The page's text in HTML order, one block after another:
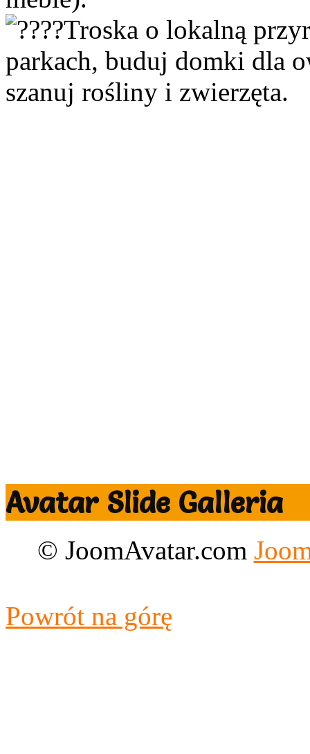
Troska o lokalną
parkach, buduj domki dla
szanuj rośliny i zwierzęta.
Avatar Slide Galleria
© JoomAvatar.com
Powrót na górę